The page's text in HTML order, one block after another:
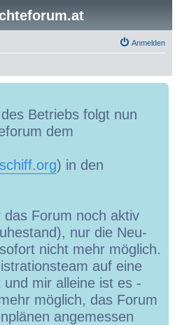
Anmelden
Betriebs folgt nun
dem
) in den
das Forum noch aktiv
nur die Neu-
nicht mehr möglich.
auf eine
mir alleine ist es -
möglich, das Forum
angemessen